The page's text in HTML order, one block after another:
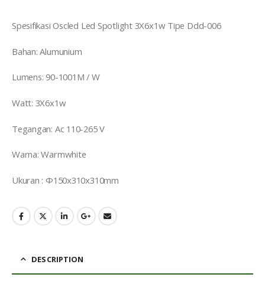
Spesifikasi Oscled Led Spotlight 3X6x1w Tipe Ddd-006
Bahan: Alumunium
Lumens: 90-1001M / W
Watt: 3X6x1w
Tegangan: Ac 110-265 V
Warna: Warmwhite
Ukuran : Φ150x310x310mm
DESCRIPTION